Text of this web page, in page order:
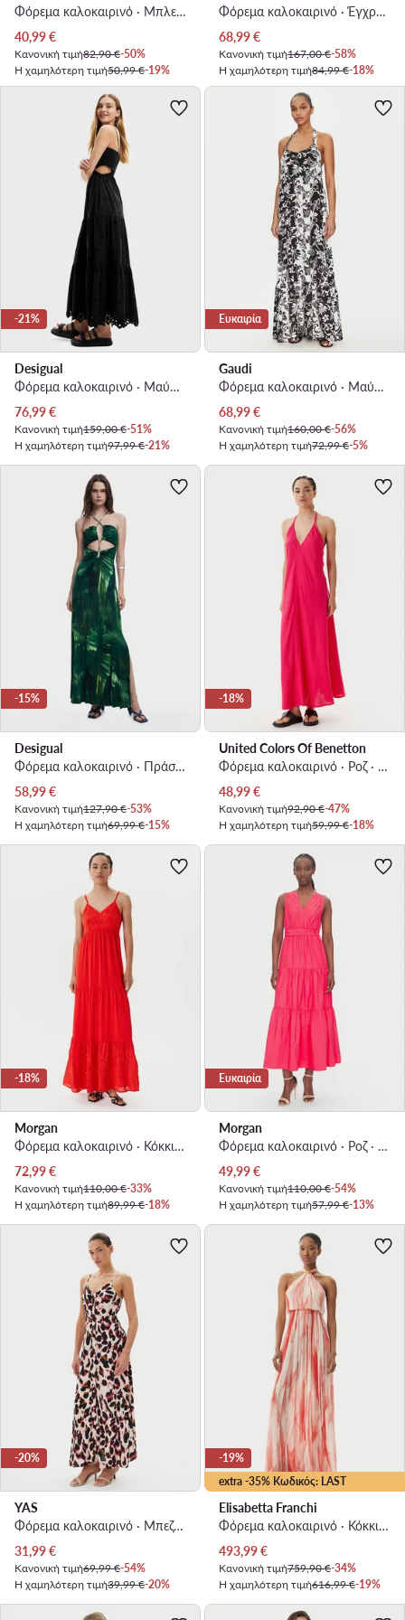
Φόρεμα καλοκαιρινό · Μπλε · Maxi
Τρέχουσα τιμή
40,99€
Κανονική τιμή82,90 €-50%
Η χαμηλότερη τιμή50,99 €-19%
Φόρεμα καλοκαιρινό · Έγχρωμο · Maxi
Τρέχουσα τιμή
68,99€
Κανονική τιμή167,00 €-58%
Η χαμηλότερη τιμή84,99 €-18%
-21%
Desigual
Φόρεμα καλοκαιρινό · Μαύρο · Maxi
Τρέχουσα τιμή
76,99€
Κανονική τιμή159,00 €-51%
Η χαμηλότερη τιμή97,99 €-21%
Ευκαιρία
Gaudi
Φόρεμα καλοκαιρινό · Μαύρο · Maxi
Τρέχουσα τιμή
68,99€
Κανονική τιμή160,00 €-56%
Η χαμηλότερη τιμή72,99 €-5%
-15%
Desigual
Φόρεμα καλοκαιρινό · Πράσινο · Maxi
Τρέχουσα τιμή
58,99€
Κανονική τιμή127,90 €-53%
Η χαμηλότερη τιμή69,99 €-15%
-18%
United Colors Of Benetton
Φόρεμα καλοκαιρινό · Ροζ · Maxi
Τρέχουσα τιμή
48,99€
Κανονική τιμή92,90 €-47%
Η χαμηλότερη τιμή59,99 €-18%
-18%
Morgan
Φόρεμα καλοκαιρινό · Κόκκινο · Maxi
Τρέχουσα τιμή
72,99€
Κανονική τιμή110,00 €-33%
Η χαμηλότερη τιμή89,99 €-18%
Ευκαιρία
Morgan
Φόρεμα καλοκαιρινό · Ροζ · Maxi
Τρέχουσα τιμή
49,99€
Κανονική τιμή110,00 €-54%
Η χαμηλότερη τιμή57,99 €-13%
-20%
YAS
Φόρεμα καλοκαιρινό · Μπεζ · Maxi
Τρέχουσα τιμή
31,99€
Κανονική τιμή69,99 €-54%
Η χαμηλότερη τιμή39,99 €-20%
extra -35% Κωδικός: LAST
-19%
Elisabetta Franchi
Φόρεμα καλοκαιρινό · Κόκκινο · Maxi
Τρέχουσα τιμή
493,99€
Κανονική τιμή759,90 €-34%
Η χαμηλότερη τιμή616,99 €-19%